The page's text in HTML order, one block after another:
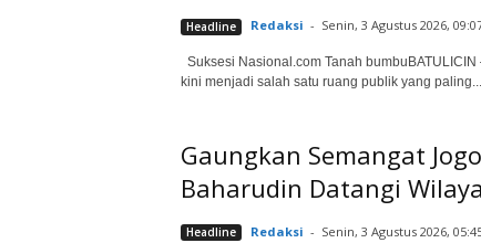
Headline Redaksi - Senin, 3 Agustus 2026,
Suksesi Nasional.com Tanah
kini menjadi salah satu ruang publik yang paling...
Gaungkan Semangat
Baharudin Datangi
Headline Redaksi - Senin, 3 Agustus 2026,